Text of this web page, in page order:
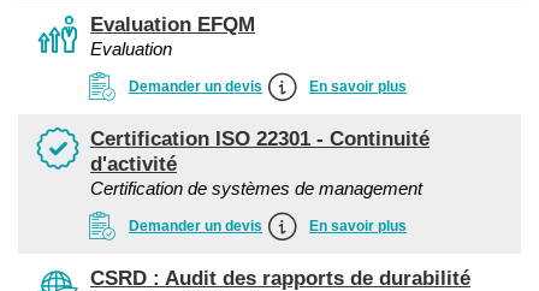
Evaluation EFQM
Evaluation
Demander un devis En savoir plus
Certification ISO 22301 - Continuité
d'activité
Certification de systèmes de management
Demander un devis En savoir plus
CSRD : Audit des rapports de durabilité